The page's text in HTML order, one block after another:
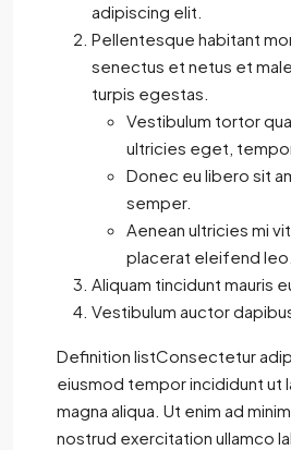
adipiscing elit.
Pellentesque habitant
senectus et netus et
turpis egestas.
Vestibulum tortor
ultricies eget,
Donec eu libero sit
semper.
Aenean ultricies mi
placerat eleifend leo.
Aliquam tincidunt mauris
Vestibulum auctor
Definition listConsectetur
eiusmod tempor incididunt ut
magna aliqua. Ut enim ad
nostrud exercitation ullamco